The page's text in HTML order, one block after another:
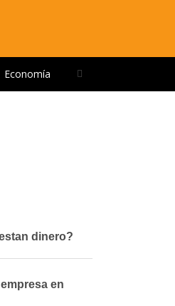
Economía